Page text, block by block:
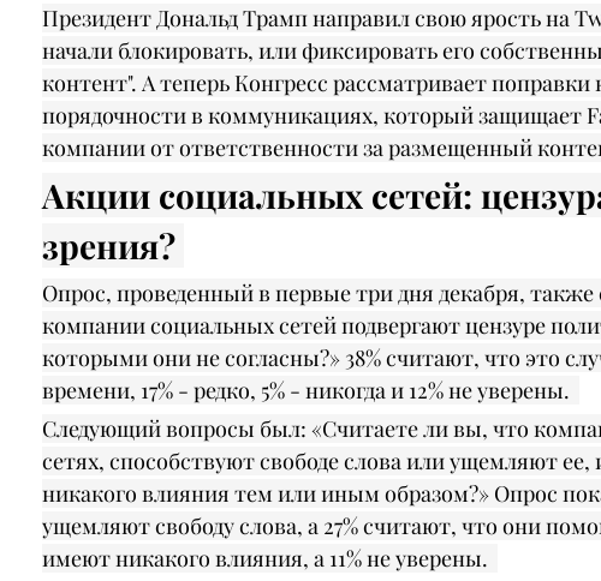
Президент Дональд Трамп направил свою ярость на
начали блокировать, или фиксировать его
контент". А теперь Конгресс рассматривает поправки
порядочности в коммуникациях, который защищает
компании от ответственности за размещенный
Акции социальных сетей:
зрения?
Опрос, проведенный в первые три дня декабря,
компании социальных сетей подвергают цензуре
которыми они не согласны?» 38% считают, что это
времени, 17% - редко, 5% - никогда и 12% не уверены.
Следующий вопросы был: «Считаете ли вы, что
сетях, способствуют свободе слова или ущемляют
никакого влияния тем или иным образом?» Опрос
ущемляют свободу слова, а 27% считают, что они
имеют никакого влияния, а 11% не уверены.